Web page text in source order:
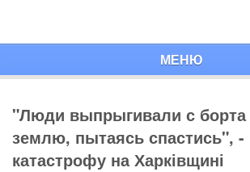
МЕНЮ
"Люди выпрыгивали с борта
землю, пытаясь спастись", -
катастрофу на Харківщині